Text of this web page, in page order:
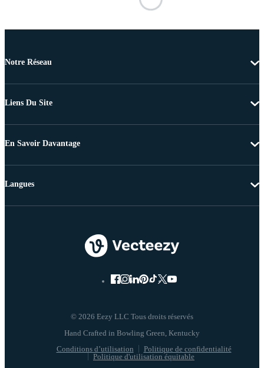
Notre Réseau
Liens Du Site
En Savoir Davantage
© 2026 Eezy LLC Tous droits réservés
Conditions d’utilisation
Politique de confidentialité
Politique d'utilisation équitable
Langues